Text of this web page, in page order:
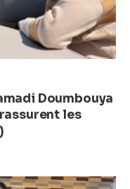
Doumbouya
les